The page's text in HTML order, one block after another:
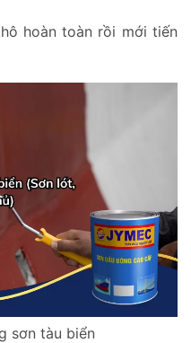
hoàn toàn rồi mới tiến
sơn tàu biển